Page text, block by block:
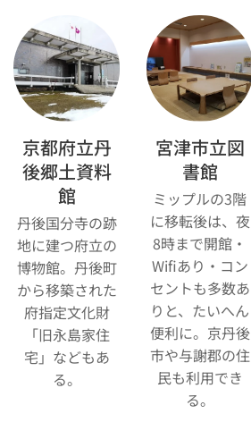
京都府立丹
後郷土資料
館
丹後国分寺の跡
地に建つ府立の
博物館。丹後町
から移築された
府指定文化財
「旧永島家住
宅」などもあ
る。
宮津市立図
書館
ミップルの3階
に移転後は、夜
8時まで開館・
Wifiあり・コン
セントも多数あ
りと、たいへん
便利に。京丹後
市や与謝郡の住
民も利用でき
る。